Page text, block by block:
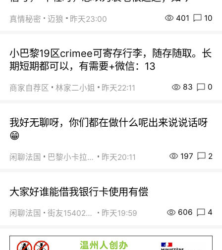
真情秘密 迈狼 昨天23:00 401 10
小巴黎19区crimee可寄存行李，随存随取。长
期短期都可以，有需要+微信：13
商家自荐区 林家二小姐 昨天22:11 83 0
我好无聊呀，你们都在做什么呢出来说说话呀
😁
闲聊法国 巴黎小卡拉咪 昨天20:11 197 2
大家好谁能借我银行卡使用有偿
闲聊法国 街友15402223 昨天19:59 606 4